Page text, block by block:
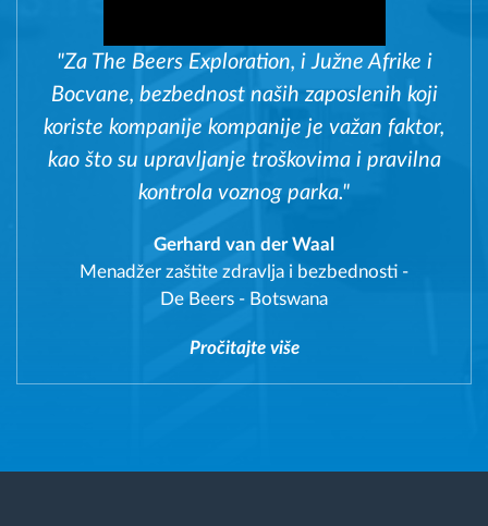
"Za The Beers Exploration, i Južne Afrike i
Bocvane, bezbednost naših zaposlenih koji
koriste kompanije kompanije je važan faktor,
kao što su upravljanje troškovima i pravilna
kontrola voznog parka."
Gerhard van der Waal
Menadžer zaštite zdravlja i bezbednosti -
De Beers - Botswana
Pročitajte više